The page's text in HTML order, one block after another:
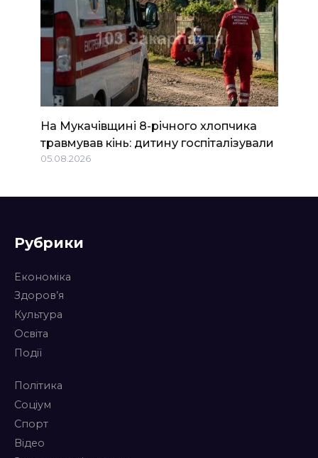
На Мукачівщині 8-річного хлопчика
травмував кінь: дитину госпіталізували
05.08.2026
Рубрики
Економіка
Здоров’я
Культура
Освіта
Події
Політика
Соціум
Спорт
Відео